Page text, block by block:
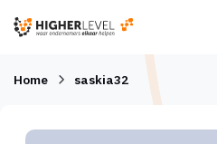
Home saskia32